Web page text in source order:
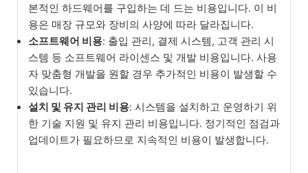
본적인 하드웨어를 구입하는 데 드는 비용입니다. 이 비
용은 매장 규모와 장비의 사양에 따라 달라집니다.
소프트웨어 비용: 출입 관리, 결제 시스템, 고객 관리 시
스템 등 소프트웨어 라이센스 및 개발 비용입니다. 사용
자 맞춤형 개발을 원할 경우 추가적인 비용이 발생할 수
있습니다.
설치 및 유지 관리 비용: 시스템을 설치하고 운영하기 위
한 기술 지원 및 유지 관리 비용입니다. 정기적인 점검과
업데이트가 필요하므로 지속적인 비용이 발생합니다.